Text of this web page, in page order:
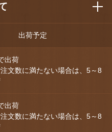
出荷予定
出荷
文数に満たない場合は、5～8
出荷
文数に満たない場合は、5～8